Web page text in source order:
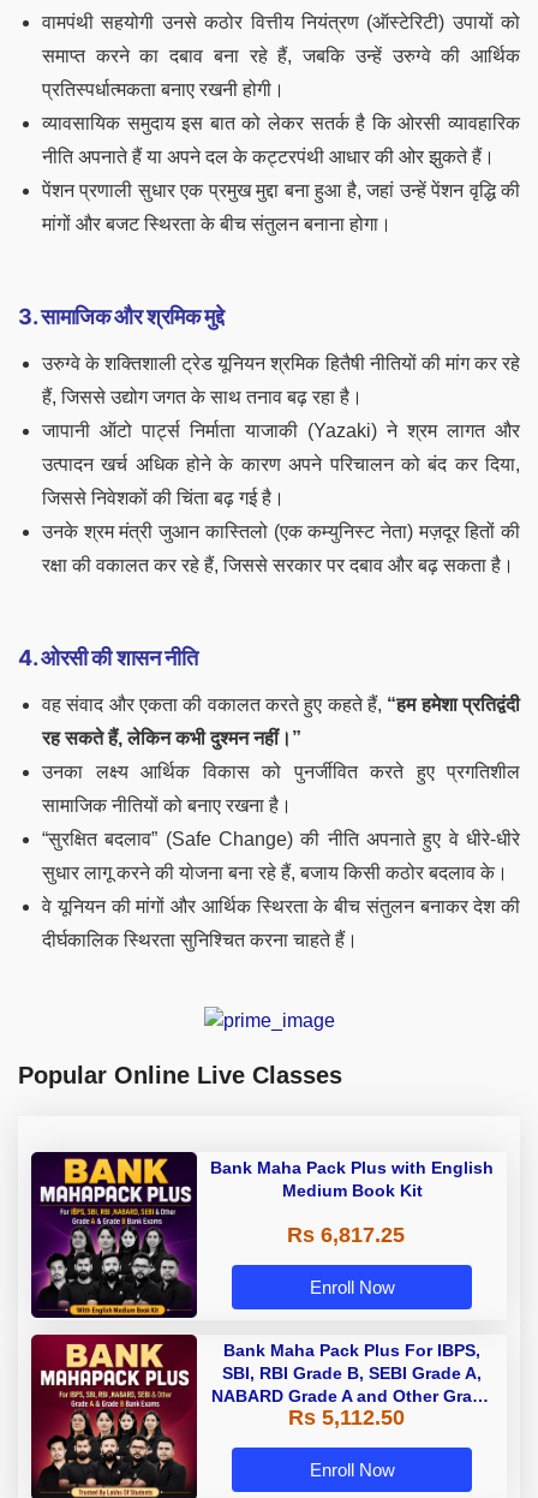
वामपंथी सहयोगी उनसे कठोर वित्तीय नियंत्रण (ऑस्टेरिटी) उपायों को
समाप्त करने का दबाव बना रहे हैं, जबकि उन्हें उरुग्वे की आर्थिक
प्रतिस्पर्धात्मकता बनाए रखनी होगी।
व्यावसायिक समुदाय इस बात को लेकर सतर्क है कि ओरसी व्यावहारिक
नीति अपनाते हैं या अपने दल के कट्टरपंथी आधार की ओर झुकते हैं।
पेंशन प्रणाली सुधार एक प्रमुख मुद्दा बना हुआ है, जहां उन्हें पेंशन वृद्धि की
मांगों और बजट स्थिरता के बीच संतुलन बनाना होगा।
3. सामाजिक और श्रमिक मुद्दे
उरुग्वे के शक्तिशाली ट्रेड यूनियन श्रमिक हितैषी नीतियों की मांग कर रहे
हैं, जिससे उद्योग जगत के साथ तनाव बढ़ रहा है।
जापानी ऑटो पार्ट्स निर्माता याजाकी (Yazaki) ने श्रम लागत और
उत्पादन खर्च अधिक होने के कारण अपने परिचालन को बंद कर दिया,
जिससे निवेशकों की चिंता बढ़ गई है।
उनके श्रम मंत्री जुआन कास्तिलो (एक कम्युनिस्ट नेता) मज़दूर हितों की
रक्षा की वकालत कर रहे हैं, जिससे सरकार पर दबाव और बढ़ सकता है।
4. ओरसी की शासन नीति
वह संवाद और एकता की वकालत करते हुए कहते हैं, “हम हमेशा प्रतिद्वंदी
रह सकते हैं, लेकिन कभी दुश्मन नहीं।”
उनका लक्ष्य आर्थिक विकास को पुनर्जीवित करते हुए प्रगतिशील
सामाजिक नीतियों को बनाए रखना है।
“सुरक्षित बदलाव” (Safe Change) की नीति अपनाते हुए वे धीरे-धीरे
सुधार लागू करने की योजना बना रहे हैं, बजाय किसी कठोर बदलाव के।
वे यूनियन की मांगों और आर्थिक स्थिरता के बीच संतुलन बनाकर देश की
दीर्घकालिक स्थिरता सुनिश्चित करना चाहते हैं।
Popular Online Live Classes
Bank Maha Pack Plus with English
Medium Book Kit
Rs 6,817.25
Enroll Now
Bank Maha Pack Plus For IBPS,
SBI, RBI Grade B, SEBI Grade A,
NABARD Grade A and Other Grade
A & Grade B Bank Exams
Rs 5,112.50
Enroll Now